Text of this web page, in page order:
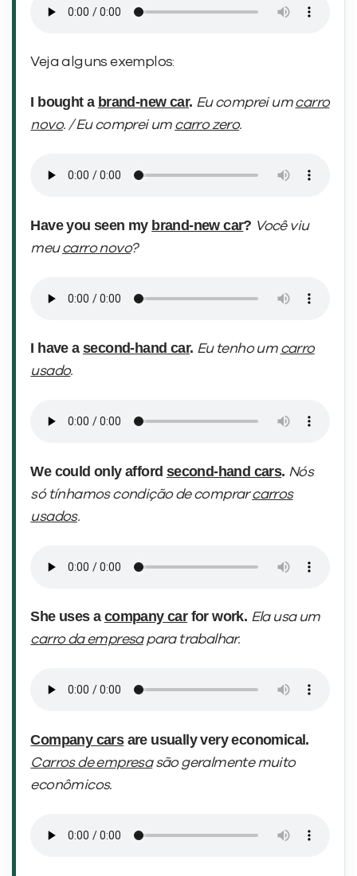
Veja alguns exemplos:
I bought a brand-new car. Eu comprei umcarro
novo. / Eu comprei um carro zero.
Have you seen my brand-new car? Você viu
meucarro novo?
I have a second-hand car. Eu tenho um carro
usado.
We could only afford second-hand cars. Nós
só tínhamos condição de comprarcarros
usados.
She uses a company carfor work. Ela usa um
carro da empresapara trabalhar.
Company carsare usually very economical.
Carros de empresasão geralmente muito
econômicos.